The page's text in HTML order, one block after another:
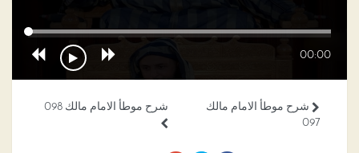
00:00
شرح موطأ الامام مالك 098
شرح موطأ الامام مالك
097